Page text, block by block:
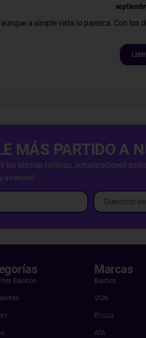
a simple vista lo parezca. Con
MÁS PARTIDO A
las últimas noticias, actualizaciones
avances!
Básicos
Marcas
Bastics
VGN
B’cuzz
ATA